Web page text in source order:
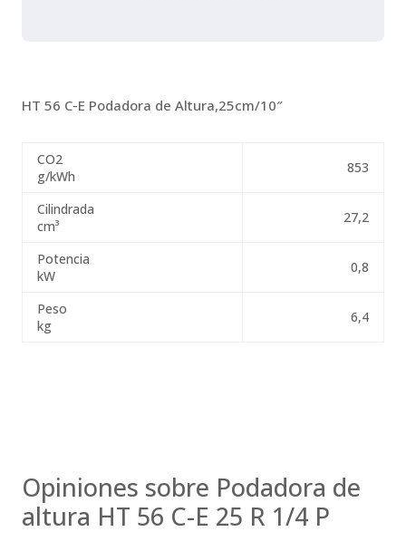
HT 56 C-E Podadora de Altura,25cm/10″
CO2
g/kWh
853
Cilindrada
cm³
27,2
Potencia
kW
0,8
Peso
kg
6,4
Opiniones sobre Podadora de
altura HT 56 C-E 25 R 1/4 P